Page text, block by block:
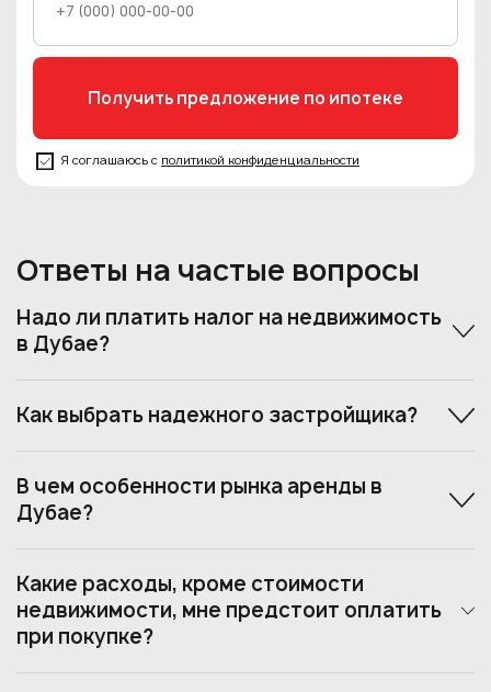
Я соглашаюсь с политикой конфиденциальности
Ответы на частые вопросы
Надо ли платить налог на недвижимость
в Дубае?
Как выбрать надежного застройщика?
В чем особенности рынка аренды в
Дубае?
Какие расходы, кроме стоимости
недвижимости, мне предстоит оплатить
при покупке?